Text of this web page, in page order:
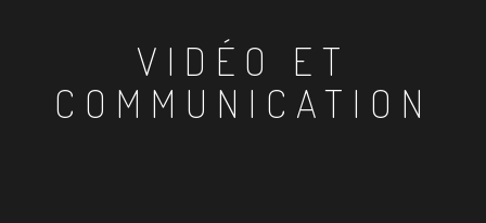
VIDÉO ET
COMMUNICATION